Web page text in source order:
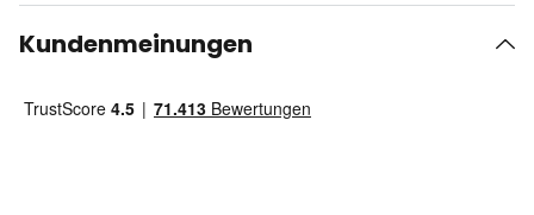
Kundenmeinungen